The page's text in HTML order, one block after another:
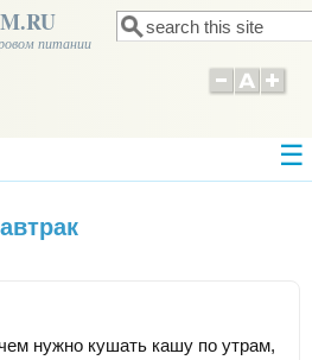
питании Форма поиска
Поиск
нужно кушать кашу по утрам,